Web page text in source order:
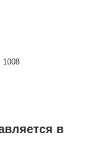
1008
в